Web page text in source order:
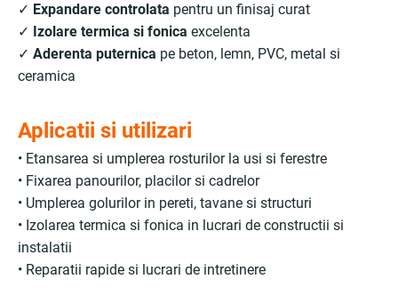
✓ Expandare controlata pentru un finisaj curat
✓ Izolare termica si fonica excelenta
✓ Aderenta puternica pe beton, lemn, PVC, metal si
ceramica
Aplicatii si utilizari
• Etansarea si umplerea rosturilor la usi si ferestre
• Fixarea panourilor, placilor si cadrelor
• Umplerea golurilor in pereti, tavane si structuri
• Izolarea termica si fonica in lucrari de constructii si
instalatii
• Reparatii rapide si lucrari de intretinere